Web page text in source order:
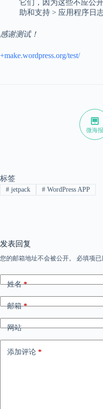
它们，因为这些不应公
助和支持 > 应用程序日
感谢测试！
+make.wordpress.org/test/
微海报
标签
#jetpack #WordPress APP
发表回复
您的邮箱地址不会被公开。 必填项已
姓名*
邮箱*
网站
添加评论 *